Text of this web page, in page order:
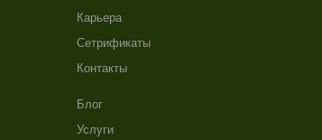
Карьера
Сетрификаты
Контакты
Блог
Услуги